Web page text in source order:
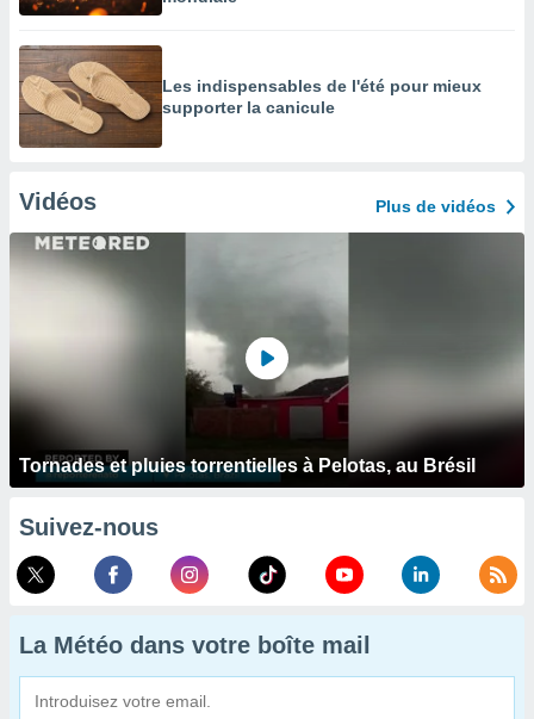
Les indispensables de l'été pour mieux
supporter la canicule
Vidéos Plus de vidéos
Tornades et pluies torrentielles à Pelotas, au Brésil
Suivez-nous
La Météo dans votre boîte mail